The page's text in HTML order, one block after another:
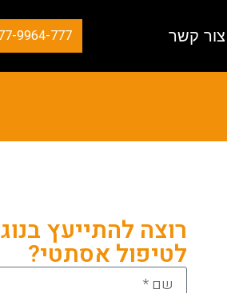
צור קשר 9964-777
רוצה להתייעץ
לטיפול אסתטי?